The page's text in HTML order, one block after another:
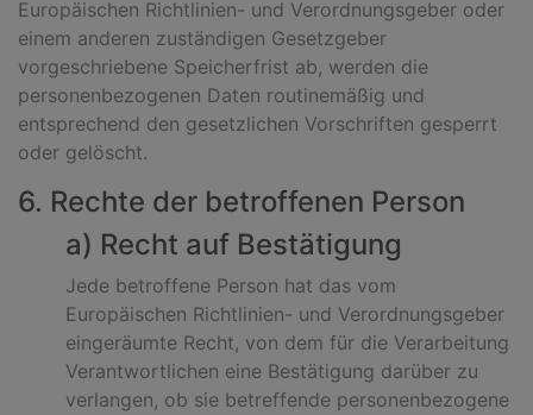
Europäischen Richtlinien- und Verordnungsgeber oder
einem anderen zuständigen Gesetzgeber
vorgeschriebene Speicherfrist ab, werden die
personenbezogenen Daten routinemäßig und
entsprechend den gesetzlichen Vorschriften gesperrt
oder gelöscht.
6. Rechte der betroffenen Person
a) Recht auf Bestätigung
Jede betroffene Person hat das vom
Europäischen Richtlinien- und Verordnungsgeber
eingeräumte Recht, von dem für die Verarbeitung
Verantwortlichen eine Bestätigung darüber zu
verlangen, ob sie betreffende personenbezogene